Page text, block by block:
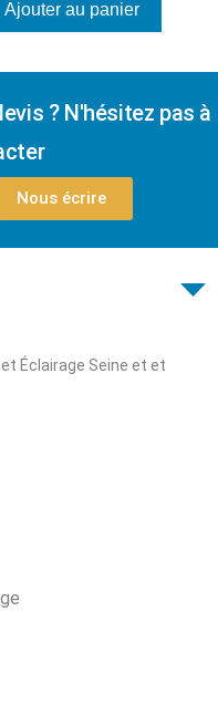
Ajouter au panier
? N'hésitez pas à
Nous écrire
Éclairage Seine et et